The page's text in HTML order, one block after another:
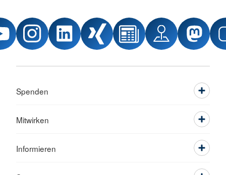
Spenden
Mitwirken
Informieren